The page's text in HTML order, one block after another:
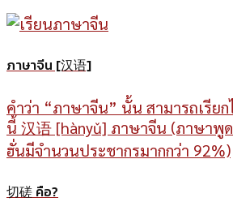
ภาษาจีน [汉语]
คำว่า “ภาษาจีน” นั้น สามารถเรีย
นี้ 汉语 [hànyǔ] ภาษาจีน (ภาษาพู
ฮั่นมีจำนวนประชากรมากกว่า 92%)
切磋 คือ?